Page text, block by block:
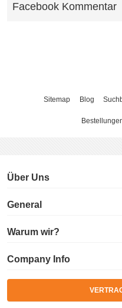
Facebook Kommentar
Sitemap Blog
Über Uns
General
Warum wir?
Company Info